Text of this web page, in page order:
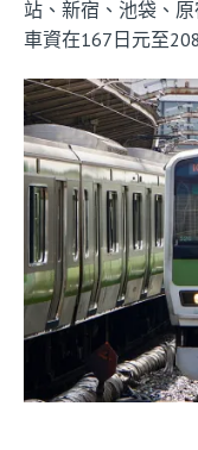
站、新宿、池袋、
車資在167日元至